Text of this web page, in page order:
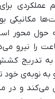
عملکردی
مکانیکی
حول محور
را نیرو
تدریج
خود
می‌کند و در